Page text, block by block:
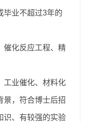
毕业不超过3年的
催化反应工程、精
工业催化、材料化
景，符合博士后招
识、有较强的实验